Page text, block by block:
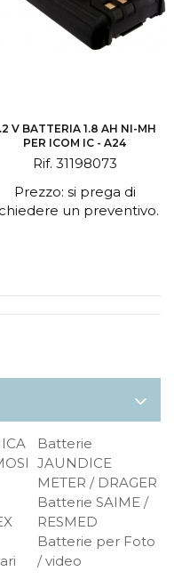
V BATTERIA 1.8 AH NI-MH
PER ICOM IC - A24
Rif. 31198073
Prezzo: si prega di
un preventivo.
Batterie
JAUNDICE
METER / DRAGER
Batterie SAIME /
RESMED
Batterie per Foto
/ video